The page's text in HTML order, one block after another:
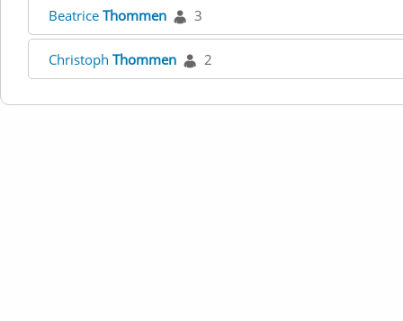
Beatrice Thommen 3
Christoph Thommen 2